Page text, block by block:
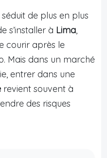
séduit de plus en plus
s’installer à Lima,
courir après le
Mais dans un marché
entrer dans une
revient souvent à
des risques